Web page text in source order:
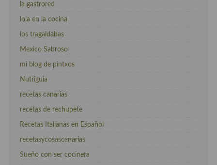
la gastrored
lola en la cocina
los tragaldabas
Mexico Sabroso
mi blog de pintxos
Nutriguia
recetas canarias
recetas de rechupete
Recetas Italianas en Español
recetasycosascanarias
Sueño con ser cocinera